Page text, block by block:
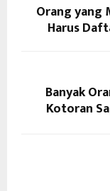
Orang yang
Harus
Banyak
Kotoran